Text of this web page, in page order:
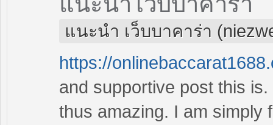
แนะนำ เว็บบาคาร่า
https://
and supportive post this
thus amazing. I am simply